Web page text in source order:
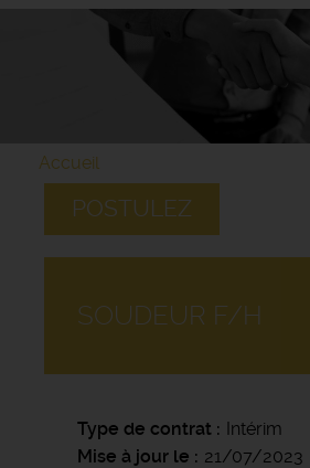
Accueil
POSTULEZ
SOUDEUR F/H
Type de contrat
Intérim
Mise à jour le
21/07/2023